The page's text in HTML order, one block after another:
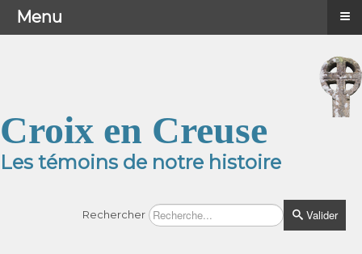
Croix en Creuse
Les témoins de notre histoire
Rechercher Valider
Menu ≡
Menu ≡